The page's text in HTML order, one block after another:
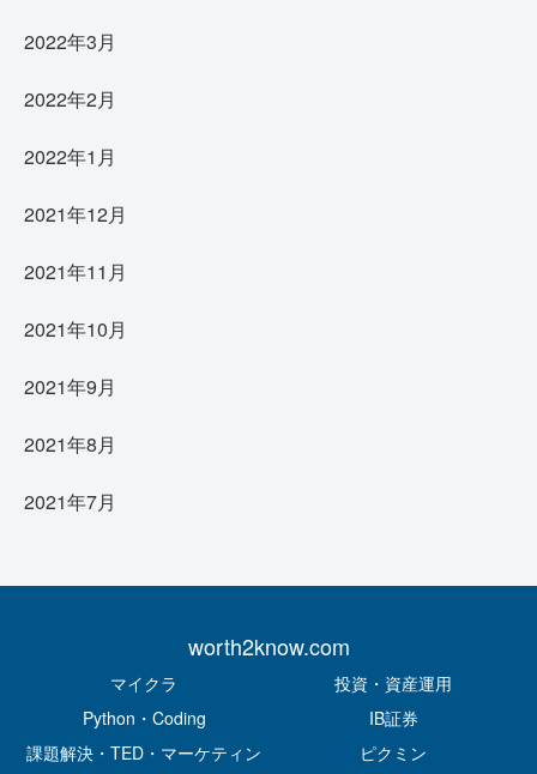
2022年3月
2022年2月
2022年1月
2021年12月
2021年11月
2021年10月
2021年9月
2021年8月
2021年7月
worth2know.com
マイクラ
投資・資産運用
Python・Coding
IB証券
課題解決・TED・マーケティン
ピクミン